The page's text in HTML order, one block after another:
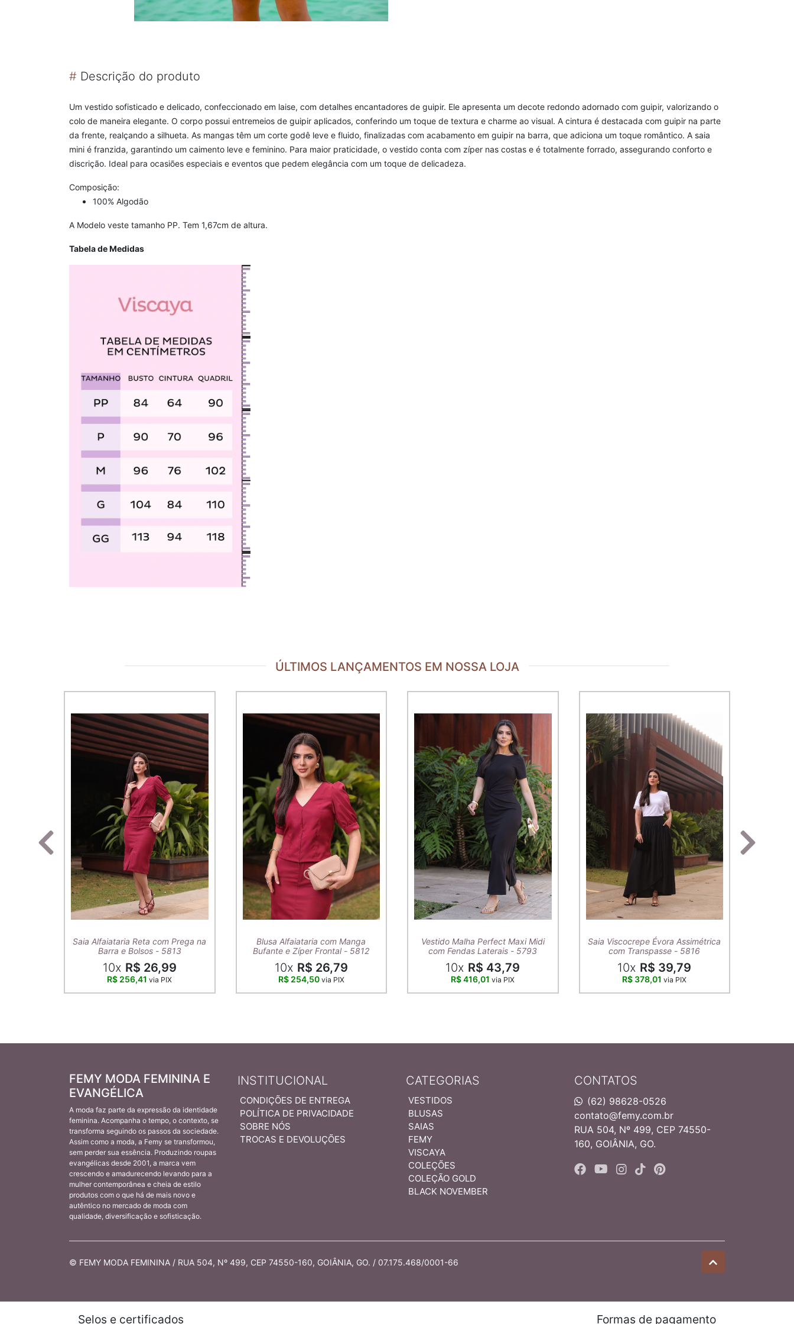
# Descrição do produto
Um vestido sofisticado e delicado, confeccionado em laise, com detalhes encantadores de guipir. Ele apresenta um decote redondo adornado com guipir, valorizando o
colo de maneira elegante. O corpo possui entremeios de guipir aplicados, conferindo um toque de textura e charme ao visual. A cintura é destacada com guipir na parte
da frente, realçando a silhueta. As mangas têm um corte godê leve e fluido, finalizadas com acabamento em guipir na barra, que adiciona um toque romântico. A saia
mini é franzida, garantindo um caimento leve e feminino. Para maior praticidade, o vestido conta com zíper nas costas e é totalmente forrado, assegurando conforto e
discrição. Ideal para ocasiões especiais e eventos que pedem elegância com um toque de delicadeza.
Composição:
100% Algodão
A Modelo veste tamanho PP. Tem 1,67cm de altura.
Tabela de Medidas
ÚLTIMOS LANÇAMENTOS EM NOSSA LOJA
Saia Alfaiataria Reta com Prega na
Barra e Bolsos - 5813
10x R$ 26,99
R$ 256,41via PIX
Blusa Alfaiataria com Manga
Bufante e Zíper Frontal - 5812
10x R$ 26,79
R$ 254,50 via PIX
Vestido Malha Perfect Maxi Midi
com Fendas Laterais - 5793
10x R$ 43,79
R$ 416,01via PIX
Saia Viscocrepe Évora Assimétrica
com Transpasse - 5816
10x R$ 39,79
R$ 378,01via PIX
CONTATOS
(62) 98628-0526
contato@femy.com.br
RUA 504, Nº 499, CEP 74550-
160, GOIÂNIA, GO.
INSTITUCIONAL
CONDIÇÕES DE ENTREGA
POLÍTICA DE PRIVACIDADE
SOBRE NÓS
TROCAS E DEVOLUÇÕES
CATEGORIAS
VESTIDOS
BLUSAS
SAIAS
FEMY
VISCAYA
COLEÇÕES
COLEÇÃO GOLD
BLACK NOVEMBER
FEMY MODA FEMININA E
EVANGÉLICA
A moda faz parte da expressão da identidade
feminina. Acompanha o tempo, o contexto, se
transforma seguindo os passos da sociedade.
Assim como a moda, a Femy se transformou,
sem perder sua essência. Produzindo roupas
evangélicas desde 2001, a marca vem
crescendo e amadurecendo levando para a
mulher contemporânea e cheia de estilo
produtos com o que há de mais novo e
autêntico no mercado de moda com
qualidade, diversificação e sofisticação.
© FEMY MODA FEMININA / RUA 504, Nº 499, CEP 74550-160, GOIÂNIA, GO. / 07.175.468/0001-66
Selos e certificados Formas de pagamento